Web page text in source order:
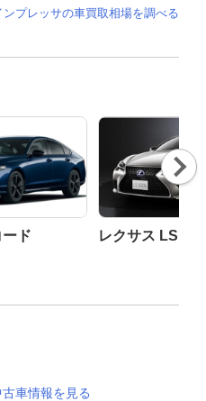
ンプレッサの車買取相場を調べる
ド レクサス LS
Nex
t
車情報を見る